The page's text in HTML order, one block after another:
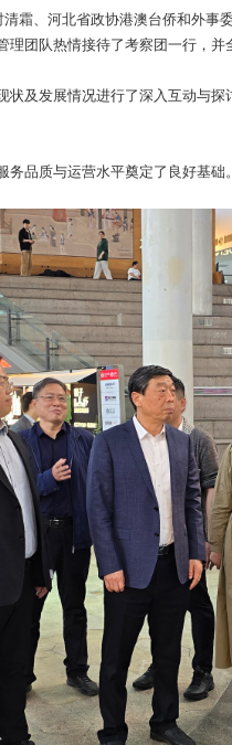
霜、河北省政协港澳台侨和外事
团队热情接待了考察团一行，并
状及发展情况进行了深入互动与
品质与运营水平奠定了良好基础。